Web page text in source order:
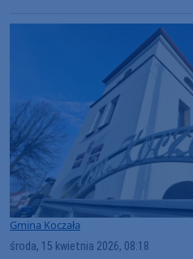
Gmina Koczała
środa, 15 kwietnia 2026, 08:18